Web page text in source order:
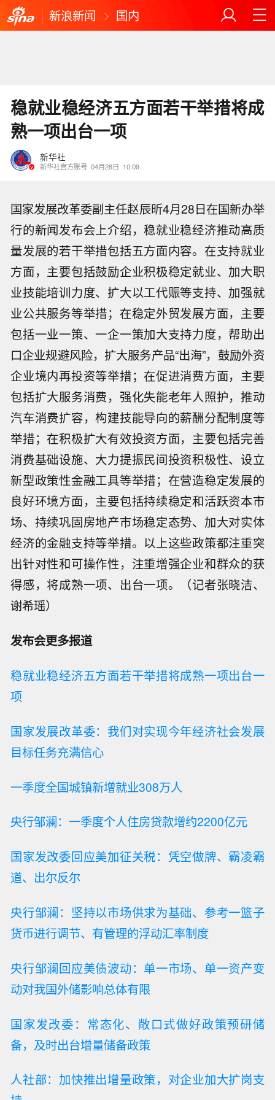
新浪新闻 国内
稳就业稳经济五方面若干举措将成
熟一项出台一项
新华社
新华社官方账号 04月28日 10:09
国家发展改革委副主任赵辰昕4月28日在国新办举
行的新闻发布会上介绍，稳就业稳经济推动高质
量发展的若干举措包括五方面内容。在支持就业
方面，主要包括鼓励企业积极稳定就业、加大职
业技能培训力度、扩大以工代赈等支持、加强就
业公共服务等举措；在稳定外贸发展方面，主要
包括一业一策、一企一策加大支持力度，帮助出
口企业规避风险，扩大服务产品“出海”，鼓励外资
企业境内再投资等举措；在促进消费方面，主要
包括扩大服务消费，强化失能老年人照护，推动
汽车消费扩容，构建技能导向的薪酬分配制度等
举措；在积极扩大有效投资方面，主要包括完善
消费基础设施、大力提振民间投资积极性、设立
新型政策性金融工具等举措；在营造稳定发展的
良好环境方面，主要包括持续稳定和活跃资本市
场、持续巩固房地产市场稳定态势、加大对实体
经济的金融支持等举措。以上这些政策都注重突
出针对性和可操作性，注重增强企业和群众的获
得感，将成熟一项、出台一项。（记者张晓洁、
谢希瑶）
发布会更多报道
稳就业稳经济五方面若干举措将成熟一项出台一
项
国家发展改革委：我们对实现今年经济社会发展
目标任务充满信心
一季度全国城镇新增就业308万人
央行邹澜：一季度个人住房贷款增约2200亿元
国家发改委回应美加征关税：凭空做牌、霸凌霸
道、出尔反尔
央行邹澜：坚持以市场供求为基础、参考一篮子
货币进行调节、有管理的浮动汇率制度
央行邹澜回应美债波动：单一市场、单一资产变
动对我国外储影响总体有限
国家发改委：常态化、敞口式做好政策预研储
备，及时出台增量储备政策
人社部：加快推出增量政策，对企业加大扩岗支